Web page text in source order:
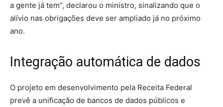
a gente já tem”, declarou o ministro, sinalizando que o
alívio nas obrigações deve ser ampliado já no próximo
ano.
Integração automática de dados
O projeto em desenvolvimento pela Receita Federal
prevê a unificação de bancos de dados públicos e